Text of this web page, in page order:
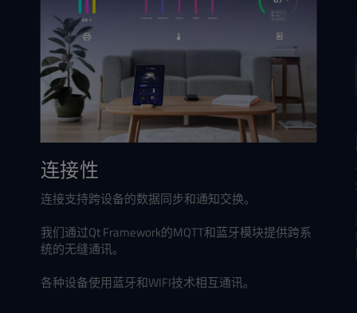
连接性
连接支持跨设备的数据同步和通知交换。
我们通过Qt Framework的MQTT和蓝牙模块提供跨系
统的无缝通讯。
各种设备使用蓝牙和WIFI技术相互通讯。